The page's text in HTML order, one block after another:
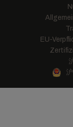
EU-